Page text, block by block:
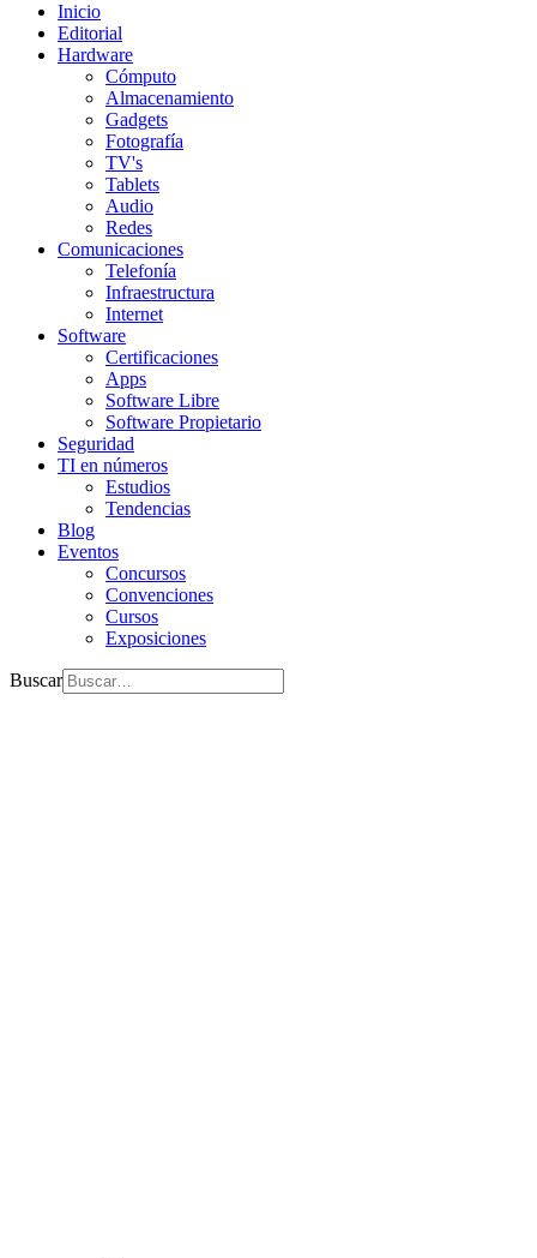
Inicio
Editorial
Hardware
Cómputo
Almacenamiento
Gadgets
Fotografía
TV's
Tablets
Audio
Redes
Comunicaciones
Telefonía
Infraestructura
Internet
Software
Certificaciones
Apps
Software Libre
Software Propietario
Seguridad
TI en números
Estudios
Tendencias
Blog
Eventos
Concursos
Convenciones
Cursos
Exposiciones
Buscar